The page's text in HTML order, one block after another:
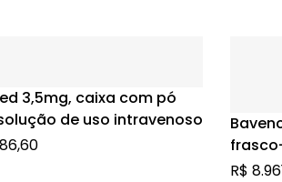
3,5mg, caixa com pó
de uso intravenoso
R$